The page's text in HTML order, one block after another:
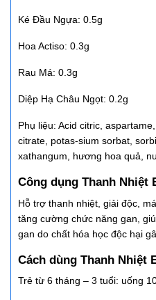
Ké Đầu Ngựa: 0.5g
Hoa Actiso: 0.3g
Rau Má: 0.3g
Diệp Hạ Châu Ngọt: 0.2g
Phụ liệu: Acid citric,
citrate, potas-sium sorbat,
xathangum, hương hoa quả,
Công dụng Thanh Nhiệt
Hỗ trợ thanh nhiệt, giải độc,
tăng cường chức năng gan,
gan do chất hóa học độc hại
Cách dùng Thanh Nhiệt
Trẻ từ 6 tháng – 3 tuổi: uống